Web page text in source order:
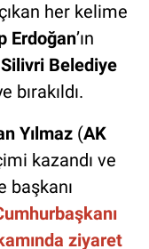
her kelime
Erdoğan’ın
Silivri Belediye
bırakıldı.
Yılmaz(AK
kazandı ve
başkanı
ziyaret